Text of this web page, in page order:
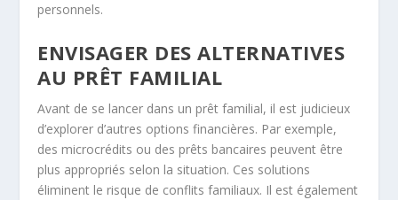
personnels.
ENVISAGER DES ALTERNATIVES
AU PRÊT FAMILIAL
Avant de se lancer dans un prêt familial, il est judicieux
d’explorer d’autres options financières. Par exemple,
des microcrédits ou des prêts bancaires peuvent être
plus appropriés selon la situation. Ces solutions
éliminent le risque de conflits familiaux. Il est également